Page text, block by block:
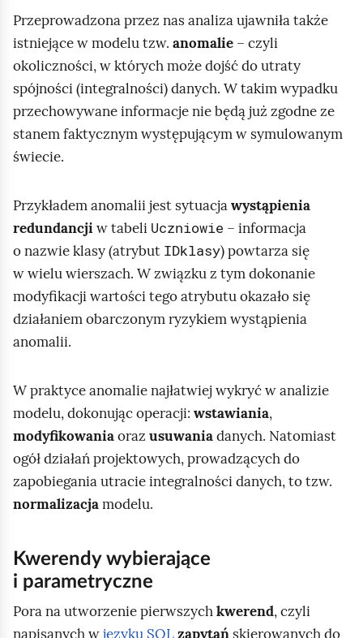
l
i
z
a
s
t
r
m
y
n
e
Przeprowadzona przez nas analiza ujawniła także
istniejące w modelu tzw. anomalie – czyli
okoliczności, w których może dojść do utraty
spójności (integralności) danych. W takim wypadku
przechowywane informacje nie będą już zgodne ze
stanem faktycznym występującym w symulowanym
świecie.
Przykładem anomalii jest sytuacjawystąpienia
redundancjiw tabeli Uczniowie – informacja
o nazwie klasy (atrybut IDklasy) powtarza się
w wielu wierszach. W związku z tym dokonanie
modyfikacji wartości tego atrybutu okazało się
działaniem obarczonym ryzykiem wystąpienia
anomalii.
W praktyce anomalie najłatwiej wykryć w analizie
modelu, dokonując operacji: wstawiania,
modyfikowaniaoraz usuwaniadanych. Natomiast
ogół działań projektowych, prowadzących do
zapobiegania utracie integralności danych, to tzw.
normalizacjamodelu.
Kwerendy wybierające
i parametryczne
Pora na utworzenie pierwszychkwerend, czyli
napisanych wjęzyku SQLzapytań skierowanych do